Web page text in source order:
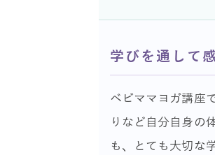
学びを通して
ベビママヨガ講座
りなど自分自身の
も、とても大切な